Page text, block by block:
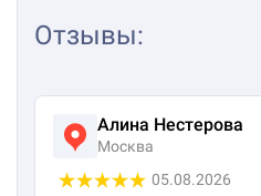
Отзывы:
Алина Нестерова
Москва
05.08.2026